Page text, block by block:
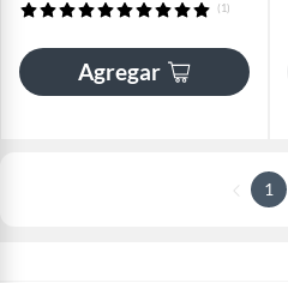
(1)
Agregar
1